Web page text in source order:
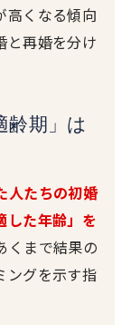
高くなる傾向
と再婚を分け
齢期」は
人たちの初婚
した年齢」を
くまで結果の
ングを示す指